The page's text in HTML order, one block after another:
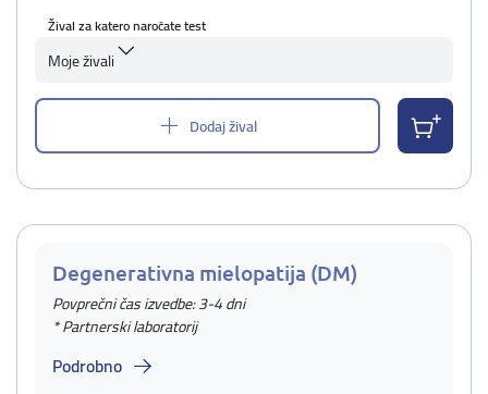
Žival za katero naročate test
Moje živali
Dodaj žival
Degenerativna mielopatija (DM)
Povprečni čas izvedbe: 3-4 dni
* Partnerski laboratorij
Podrobno